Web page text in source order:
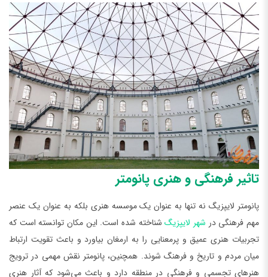
تاثیر فرهنگی و هنری پانومتر
پانومتر لایپزیگ نه تنها به عنوان یک موسسه هنری بلکه به عنوان یک عنصر
مهم فرهنگی در شهر لایپزیگشناخته شده است. این مکان توانسته است که
تجربیات هنری عمیق و پرمعنایی را به ارمغان بیاورد و باعث تقویت ارتباط
میان مردم و تاریخ و فرهنگ شوند. همچنین، پانومتر نقش مهمی در ترویج
هنرهای تجسمی و فرهنگی در منطقه دارد و باعث می‌شود که آثار هنری